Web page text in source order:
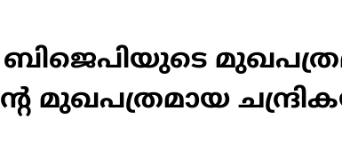
; ബിജെപിയുടെ
മുഖപത്രമായ